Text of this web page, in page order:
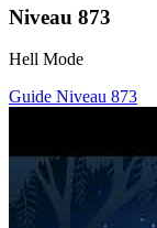
Niveau 873
Hell Mode
Guide Niveau 873